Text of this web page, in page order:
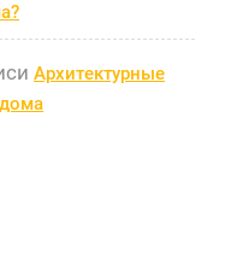
Архитектурные